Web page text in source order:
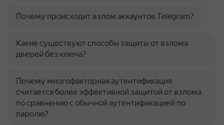
Почему происходит взлом аккаунтов Telegram?
Какие существуют способы защиты от взлома
дверей без ключа?
Почему многофакторная аутентификация
считается более эффективной защитой от взлома
по сравнению с обычной аутентификацией по
паролю?